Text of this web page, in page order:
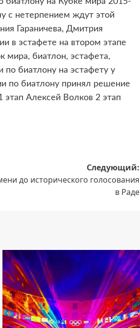
с нетерпением ждут этой
Гараничева, Дмитрия
в эстафете на втором этапе
мира, биатлон, эстафета,
биатлону на эстафету у
по биатлону принял решение
этап Алексей Волков 2 этап
Следующий:
до исторического голосования
в Раде